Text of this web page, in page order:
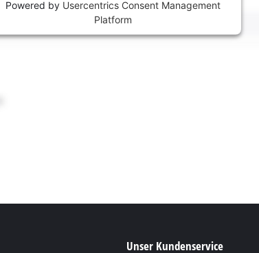
Powered by Usercentrics Consent Management
Platform
Unser Kundenservice